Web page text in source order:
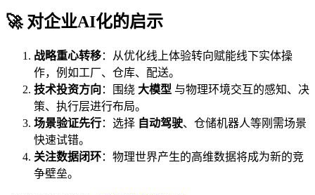
🚀 对企业AI化的启示
战略重心转移：从优化线上体验转向赋能线下实体操
作，例如工厂、仓库、配送。
技术投资方向 ：围绕 大模型 与物理环境交互的感知、决
策、执行层进行布局。
场景验证先行：选择 自动驾驶、仓储机器人等刚需场景
快速试错。
关注数据闭环：物理世界产生的高维数据将成为新的竞
争壁垒。